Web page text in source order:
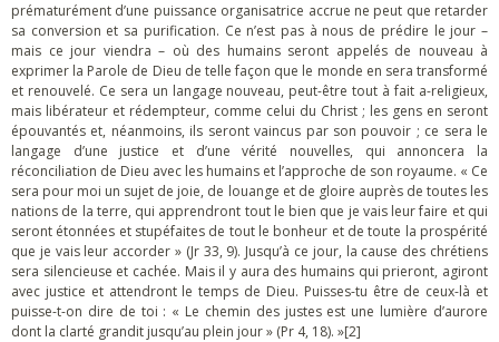
prématurément d’une puissance organisatrice accrue ne peut que retarder
sa conversion et sa purification. Ce n’est pas à nous de prédire le jour –
mais ce jour viendra – où des humains seront appelés de nouveau à
exprimer la Parole de Dieu de telle façon que le monde en sera transformé
et renouvelé. Ce sera un langage nouveau, peut-être tout à fait a-religieux,
mais libérateur et rédempteur, comme celui du Christ ; les gens en seront
épouvantés et, néanmoins, ils seront vaincus par son pouvoir ; ce sera le
langage d’une justice et d’une vérité nouvelles, qui annoncera la
réconciliation de Dieu avec les humains et l’approche de son royaume. « Ce
sera pour moi un sujet de joie, de louange et de gloire auprès de toutes les
nations de la terre, qui apprendront tout le bien que je vais leur faire et qui
seront étonnées et stupéfaites de tout le bonheur et de toute la prospérité
que je vais leur accorder » (Jr 33, 9). Jusqu’à ce jour, la cause des chrétiens
sera silencieuse et cachée. Mais il y aura des humains qui prieront, agiront
avec justice et attendront le temps de Dieu. Puisses-tu être de ceux-là et
puisse-t-on dire de toi : « Le chemin des justes est une lumière d’aurore
dont la clarté grandit jusqu’au plein jour » (Pr 4, 18). »[2]